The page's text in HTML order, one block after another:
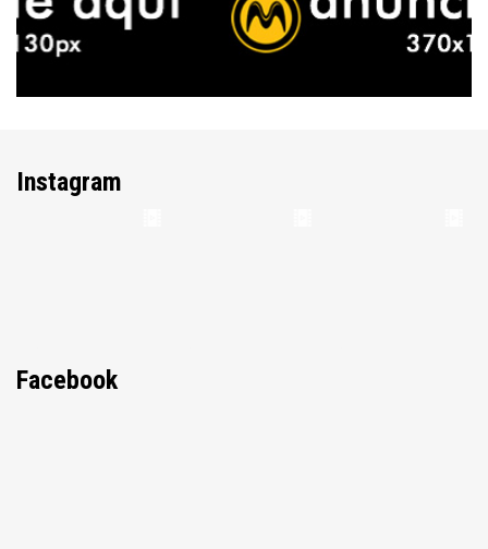
Instagram
Facebook